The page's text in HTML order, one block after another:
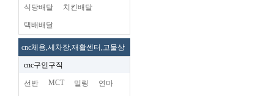
식당배달 치킨배달
택배배달
cnc체용,세차장,재활센터,고물상
cnc구인구직
선반 MCT 밀링 연마